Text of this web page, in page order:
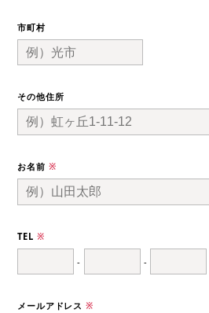
市町村
その他住所
お名前 ※
TEL ※
- -
メールアドレス ※